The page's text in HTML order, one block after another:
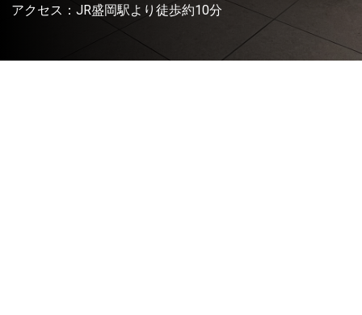
アクセス：JR盛岡駅より徒歩約10分